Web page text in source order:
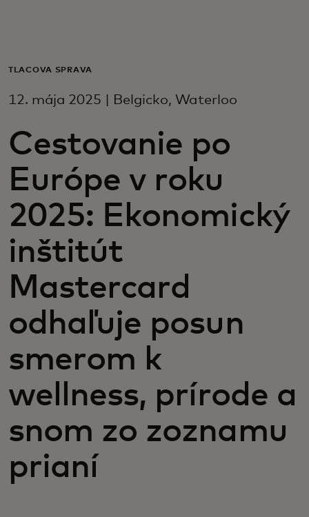
Pre firmy
Pre inovátorov
Novinky a trendy
TLAČOVÁ SPRÁVA
12. mája 2025 | Belgicko, Waterloo
Cestovanie po
Európe v roku
2025: Ekonomický
inštitút
Mastercard
odhaľuje posun
smerom k
wellness, prírode a
snom zo zoznamu
prianí